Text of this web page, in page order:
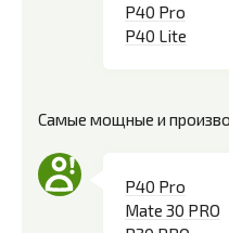
P40 Pro
P40 Lite
Самые мощные и
P40 Pro
Mate 30 PRO